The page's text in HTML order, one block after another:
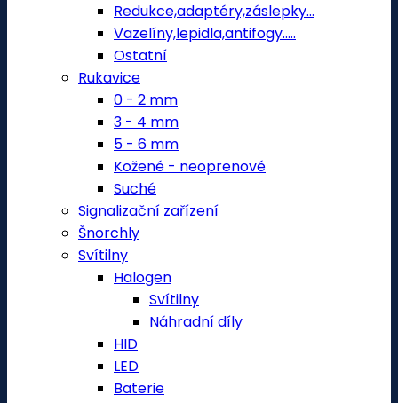
Redukce,adaptéry,záslepky...
Vazelíny,lepidla,antifogy.....
Ostatní
Rukavice
0 - 2 mm
3 - 4 mm
5 - 6 mm
Kožené - neoprenové
Suché
Signalizační zařízení
Šnorchly
Svítilny
Halogen
Svítilny
Náhradní díly
HID
LED
Baterie